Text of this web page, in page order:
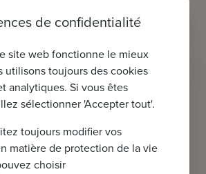
confortables en font une
vous attend ! Contactez-nous
une visite.
contacter pour plus
050 62 44 14 ou via
de confidentialité
site web fonctionne le mieux
utilisons toujours des cookies
analytiques. Si vous êtes
sélectionner 'Accepter tout'.
toujours modifier vos
matière de protection de la vie
choisir